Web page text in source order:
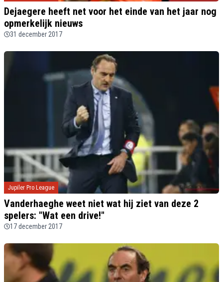
Dejaegere heeft net voor het einde van het jaar nog
opmerkelijk nieuws
31 december 2017
Jupiler Pro League
Vanderhaeghe weet niet wat hij ziet van deze 2
spelers: "Wat een drive!"
17 december 2017